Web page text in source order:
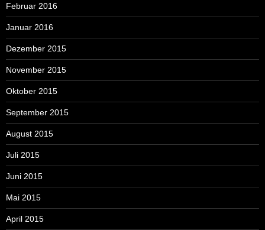
Februar 2016
Januar 2016
Dezember 2015
November 2015
Oktober 2015
September 2015
August 2015
Juli 2015
Juni 2015
Mai 2015
April 2015